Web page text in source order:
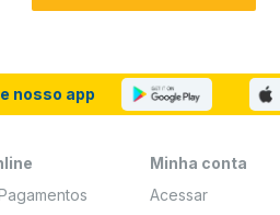
nosso app
Minha conta
Acessar